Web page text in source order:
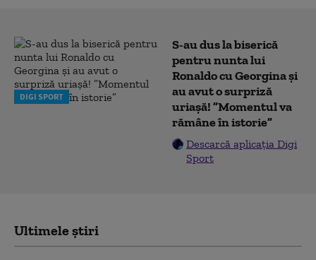
DIGI SPORT
S-au dus la biserică
pentru nunta lui
Ronaldo cu Georgina și
au avut o surpriză
uriașă! ”Momentul va
rămâne în istorie”
Descarcă aplicația Digi
Sport
Ultimele știri